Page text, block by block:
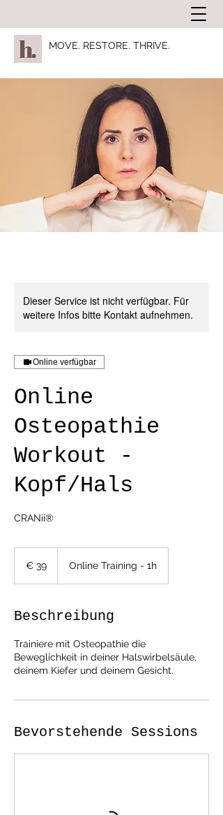
MOVE. RESTORE. THRIVE.
Dieser Service ist nicht verfügbar. Für
weitere Infos bitte Kontakt aufnehmen.
Online verfügbar
Online
Osteopathie
Workout -
Kopf/Hals
CRANii®
€ 39 Online Training - 1h
Beschreibung
Trainiere mit Osteopathie die
Beweglichkeit in deiner Halswirbelsäule,
deinem Kiefer und deinem Gesicht.
Bevorstehende Sessions